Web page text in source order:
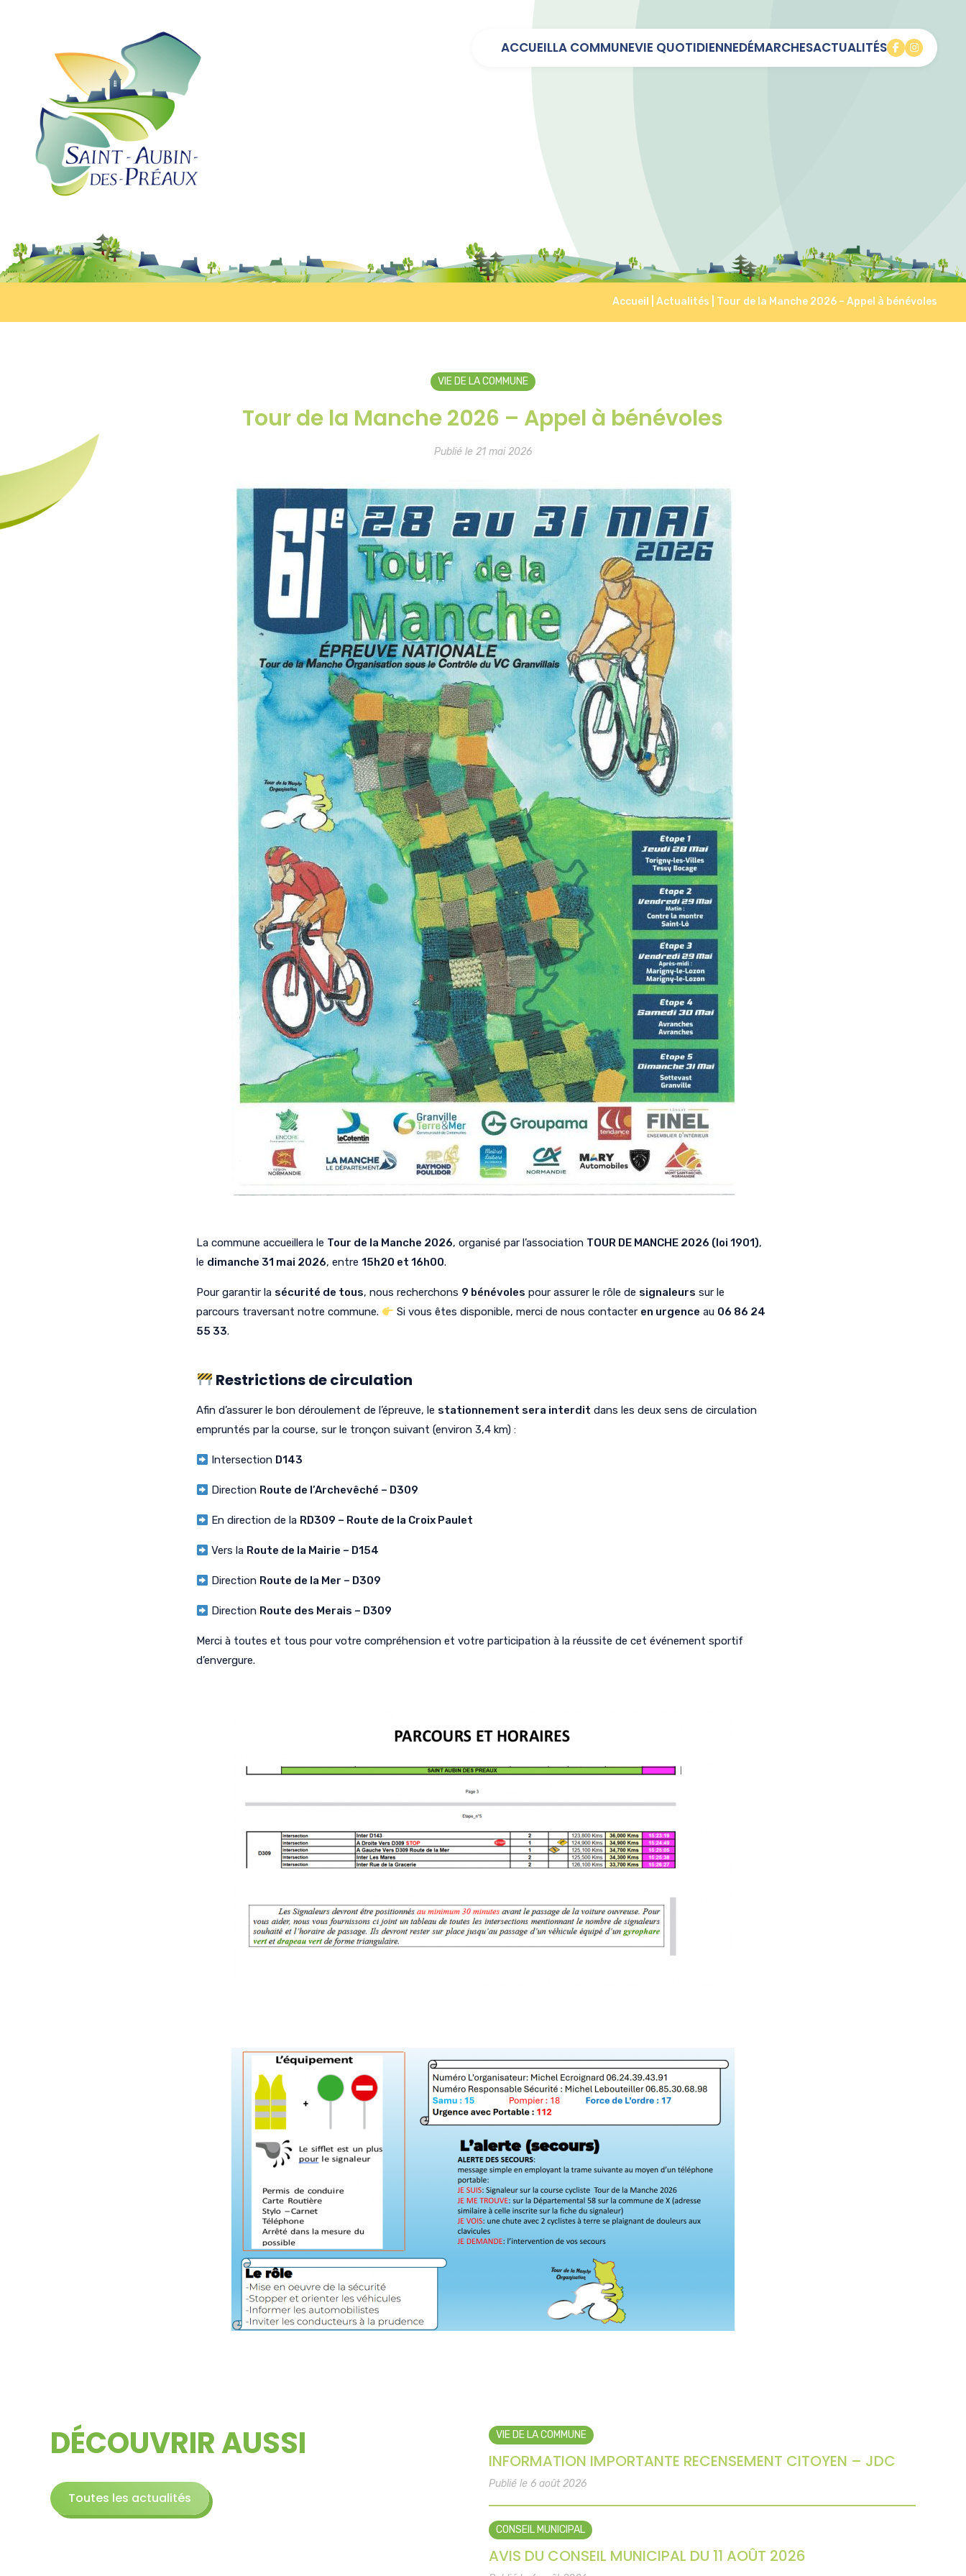
ACCUEILLA COMMUNEVIE QUOTIDIENNEDÉMARCHESACTUALITÉS
Accueil Actualités Tour de la Manche 2026 – Appel à bénévoles
VIE DE LA COMMUNE
Tour de la Manche 2026 – Appel à bénévoles
Publié le 21 mai 2026
La commune accueillera le Tour de la Manche 2026, organisé par l’association TOUR DE MANCHE 2026 (loi 1901),
le dimanche 31 mai 2026, entre15h20 et 16h00.
Pour garantir la sécurité de tous, nous recherchons 9 bénévoles pour assurer le rôle de signaleurs sur le
parcours traversant notre commune.
Si vous êtes disponible, merci de nous contacter en urgence au 06 86 24
55 33.
Restrictions de circulation
Afin d’assurer le bon déroulement de l’épreuve, le stationnement sera interdit dans les deux sens de circulation
empruntés par la course, sur le tronçon suivant (environ 3,4 km) :
Intersection D143
Direction Route de l’Archevêché – D309
En direction de la RD309 – Route de la Croix Paulet
Vers la Route de la Mairie – D154
Direction Route de la Mer – D309
Direction Route des Merais – D309
Merci à toutes et tous pour votre compréhension et votre participation à la réussite de cet événement sportif
d’envergure.
DÉCOUVRIR AUSSI
Toutes les actualités
VIE DE LA COMMUNE
INFORMATION IMPORTANTE RECENSEMENT CITOYEN – JDC
Publié le 6 août 2026
CONSEIL MUNICIPAL
AVIS DU CONSEIL MUNICIPAL DU 11 AOÛT 2026